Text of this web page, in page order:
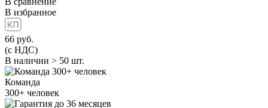
В избранное
66 руб.
(с НДС)
В наличии > 50 шт.
Команда
300+ человек